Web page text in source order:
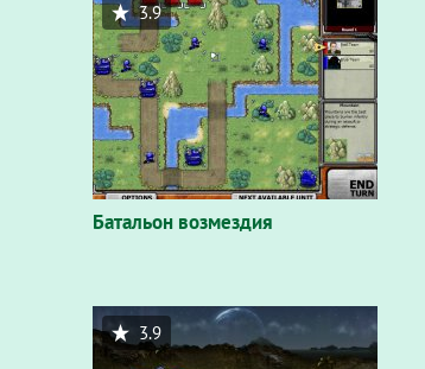
Батальон возмездия
3.9
3.9